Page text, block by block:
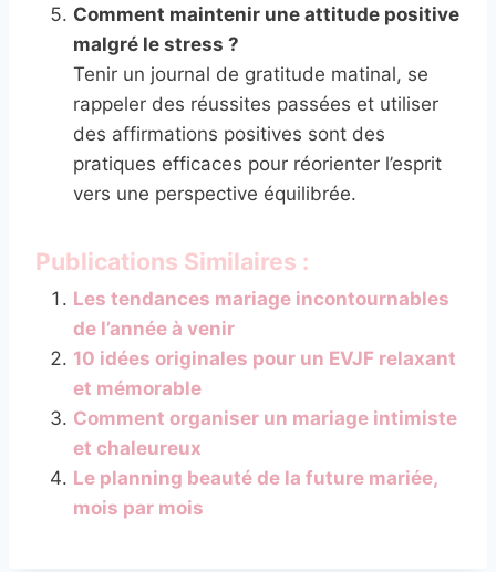
Comment maintenir une attitude positive
malgré le stress ?
Tenir un journal de gratitude matinal, se
rappeler des réussites passées et utiliser
des affirmations positives sont des
pratiques efficaces pour réorienter l’esprit
vers une perspective équilibrée.
Publications Similaires :
Les tendances mariage incontournables
de l’année à venir
10 idées originales pour un EVJF relaxant
et mémorable
Comment organiser un mariage intimiste
et chaleureux
Le planning beauté de la future mariée,
mois par mois